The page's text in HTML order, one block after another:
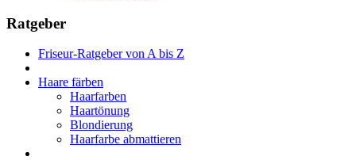
Ratgeber
Friseur-Ratgeber von A bis Z
Haare färben
Haarfarben
Haartönung
Blondierung
Haarfarbe abmattieren